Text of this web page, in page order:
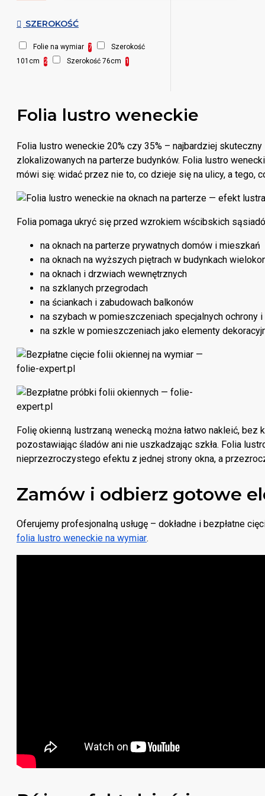
SZEROKOŚĆ
Folie na wymiar 7
Szerokość
101cm
2 Szerokość 76cm 1
Folia lustro weneckie
Folia lustro weneckie 20% czy 35% – najbardziej
zlokalizowanych na parterze budynków. Folia lustro
mówi się: widać przez nie to, co dzieje się na ulicy, a tego,
Folia pomaga ukryć się przed wzrokiem wścibskich
na oknach na parterze prywatnych domów i mieszkań
na oknach na wyższych piętrach w budynkach
na oknach i drzwiach wewnętrznych
na szklanych przegrodach
na ściankach i zabudowach balkonów
na szybach w pomieszczeniach specjalnych ochrony
na szkle w pomieszczeniach jako elementy
Folię okienną lustrzaną wenecką można łatwo nakleić,
pozostawiając śladów ani nie uszkadzając szkła. Folia
nieprzezroczystego efektu z jednej strony okna, a
Zamów i odbierz gotowe
Oferujemy profesjonalną usługę – dokładne i bezpłatne
folia lustro weneckie na wymiar.